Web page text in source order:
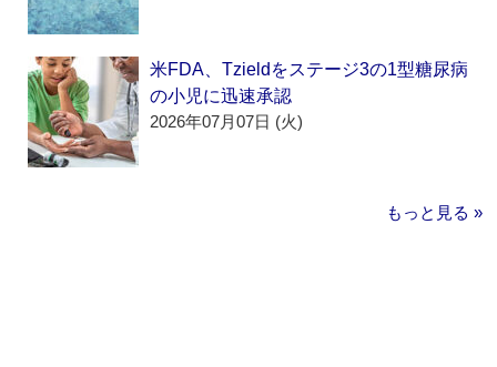
米FDA、Tzieldをステージ3の1型糖尿病
の小児に迅速承認
2026年07月07日 (火)
もっと見る »